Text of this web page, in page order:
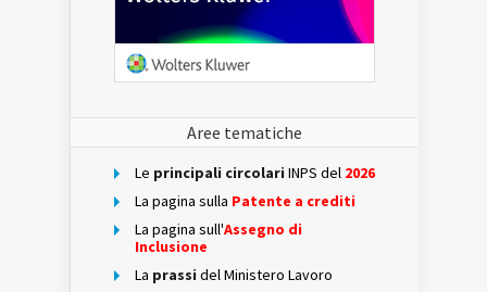
Aree tematiche
Le principali circolari INPS del 2026
La pagina sulla Patente a crediti
La pagina sull'Assegno di
Inclusione
La prassi del Ministero Lavoro